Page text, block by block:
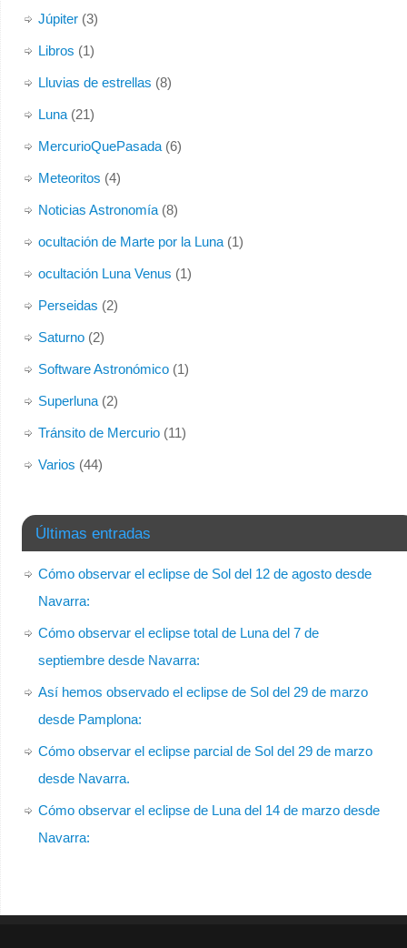
Júpiter(3)
Libros (1)
Lluvias de estrellas (8)
Luna(21)
MercurioQuePasada(6)
Meteoritos (4)
Noticias Astronomía(8)
ocultación de Marte por la Luna(1)
ocultación Luna Venus (1)
Perseidas (2)
Saturno(2)
Software Astronómico(1)
Superluna(2)
Tránsito de Mercurio(11)
Varios (44)
Últimas entradas
Cómo observar el eclipse de Sol del 12 de agosto desde
Navarra:
Cómo observar el eclipse total de Luna del 7 de
septiembre desde Navarra:
Así hemos observado el eclipse de Sol del 29 de marzo
desde Pamplona:
Cómo observar el eclipse parcial de Sol del 29 de marzo
desde Navarra.
Cómo observar el eclipse de Luna del 14 de marzo desde
Navarra: